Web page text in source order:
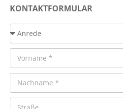
KONTAKTFORMULAR